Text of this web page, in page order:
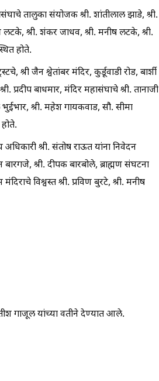
तालुका संयोजक श्री. शांतीलाल झाडे, श्री.
लटके, श्री. शंकर जाधव, श्री. मनीष लटके, श्री.
होते.
श्री जैन श्वेतांबर मंदिर, कुर्डूवाडी रोड, बार्शी
प्रदीप बाधमार, मंदिर महासंघाचे श्री. तानाजी
भुईभार, श्री. महेश गायकवाड, सौ. सीमा
श्री. संतोष राऊत यांना निवेदन
श्री. दीपक बारबोले, ब्राह्मण संघटना
विश्वस्त श्री. प्रविण बुरटे, श्री. मनीष
गाजूल यांच्या वतीने देण्यात आले.